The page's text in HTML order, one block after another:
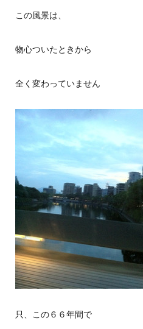
この風景は、
物心ついたときから
全く変わっていません
只、この６６年間で